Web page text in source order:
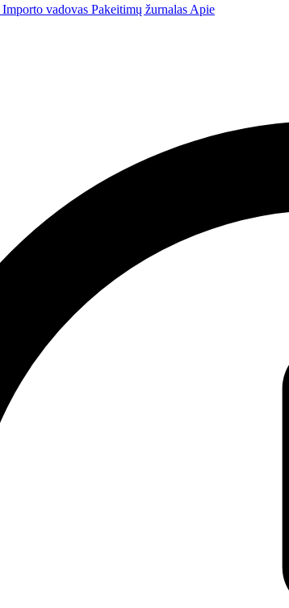
Importo vadovas Pakeitimų žurnalas Apie